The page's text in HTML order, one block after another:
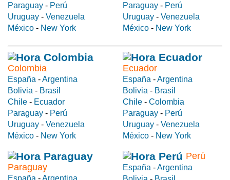
Paraguay - Perú
Uruguay - Venezuela
México - New York
Paraguay - Perú
Uruguay - Venezuela
México - New York
Colombia
España -Argentina
Bolivia - Brasil
Chile - Ecuador
Paraguay - Perú
Uruguay - Venezuela
México - New York
Ecuador
España -Argentina
Bolivia - Brasil
Chile - Colombia
Paraguay - Perú
Uruguay - Venezuela
México - New York
Paraguay
España -Argentina
Perú
España -Argentina